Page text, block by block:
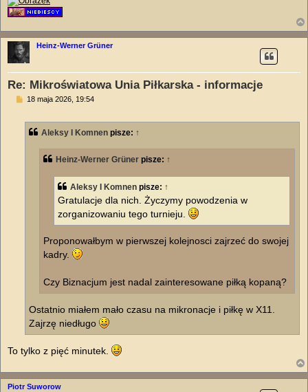
Heinz-Werner Grüner
Re: Mikroświatowa Unia Piłkarska - informacje
P18 maja 2026, 19:54
Aleksy I Komnen pisze: ↑
Heinz-Werner Grüner pisze: ↑
Aleksy I Komnen pisze: ↑
Gratulacje dla nich. Życzymy powodzenia w
zorganizowaniu tego turnieju.
Proponowałbym w pierwszej kolejnosci zajrzeć do swojej
kadry.
Czy Biznacjum jest nadal zainteresowane piłką kopaną?
Ostatnio miałem mało czasu na mikronacje i piłkę w X11.
Zajrzę niedługo
To tylko z pięć minutek.
Piotr Suworow